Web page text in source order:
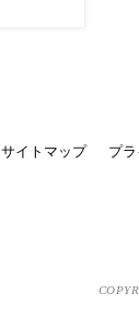
サイトマップ プ